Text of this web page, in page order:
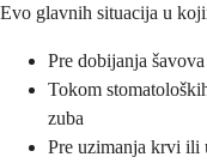
Evo glavnih situacija u
Pre dobijanja
Tokom
zuba
Pre uzimanja krvi ili